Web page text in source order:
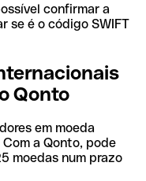
confirmar a
se é o código SWIFT
Qonto
em moeda
a Qonto, pode
moedas num prazo